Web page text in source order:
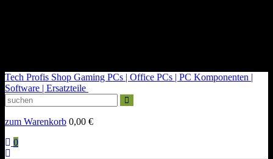
Tech Profis Shop Gaming PCs | Office PCs | PC Komponenten |
Software | Ersatzteile
zum Warenkorb 0,00 €
0